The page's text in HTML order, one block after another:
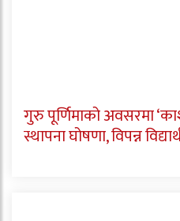
गुरु पूर्णिमाको अवसरमा
स्थापना घोषणा, विपन्न